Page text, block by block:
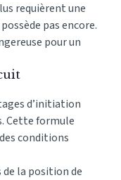
requièrent une
pas encore.
pour un
d’initiation
Cette formule
conditions
de la position de